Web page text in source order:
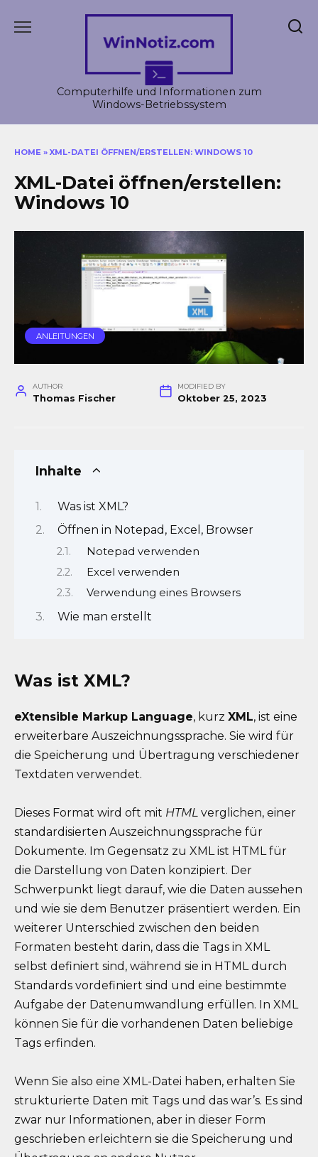
Computerhilfe und Informationen zum
Windows-Betriebssystem
HOME » XML-DATEI ÖFFNEN/ERSTELLEN: WINDOWS 10
XML-Datei öffnen/erstellen:
Windows 10
ANLEITUNGEN
AUTHOR
Thomas Fischer
MODIFIED BY
Oktober 25, 2023
Inhalte
Was ist XML?
Öffnen in Notepad, Excel, Browser
Notepad verwenden
Excel verwenden
Verwendung eines Browsers
Wie man erstellt
Was ist XML?
eXtensible Markup Language, kurz XML, ist eine
erweiterbare Auszeichnungssprache. Sie wird für
die Speicherung und Übertragung verschiedener
Textdaten verwendet.
Dieses Format wird oft mit HTML verglichen, einer
standardisierten Auszeichnungssprache für
Dokumente. Im Gegensatz zu XML ist HTML für
die Darstellung von Daten konzipiert. Der
Schwerpunkt liegt darauf, wie die Daten aussehen
und wie sie dem Benutzer präsentiert werden. Ein
weiterer Unterschied zwischen den beiden
Formaten besteht darin, dass die Tags in XML
selbst definiert sind, während sie in HTML durch
Standards vordefiniert sind und eine bestimmte
Aufgabe der Datenumwandlung erfüllen. In XML
können Sie für die vorhandenen Daten beliebige
Tags erfinden.
Wenn Sie also eine XML-Datei haben, erhalten Sie
strukturierte Daten mit Tags und das war’s. Es sind
zwar nur Informationen, aber in dieser Form
geschrieben erleichtern sie die Speicherung und